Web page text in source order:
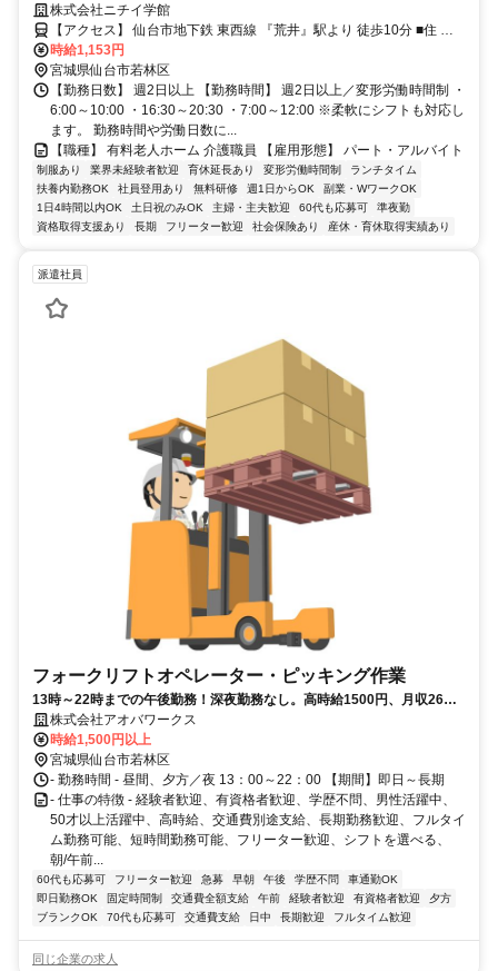
を皆さんでサポートしてみませんか？
株式会社ニチイ学館
【アクセス】 仙台市地下鉄 東西線 『荒井』駅より 徒歩10分 ■住 所
宮城県 仙台市若林区 荒井3丁目27番地の7 ■アクセス 仙台市地下鉄 東
西線 『荒井』駅より 徒歩10分
時給1,153円
宮城県仙台市若林区
【勤務日数】 週2日以上 【勤務時間】 週2日以上／変形労働時間制 ・
6:00～10:00 ・16:30～20:30 ・7:00～12:00 ※柔軟にシフトも対応し
ます。 勤務時間や労働日数に...
【職種】 有料老人ホーム 介護職員 【雇用形態】 パート・アルバイト
制服あり 業界未経験者歓迎 育休延長あり 変形労働時間制
ランチタイム
扶養内勤務OK
社員登用あり 無料研修 週1日からOK
副業・WワークOK
1日4時間以内OK
土日祝のみOK 主婦・主夫歓迎 60代も応募可
準夜勤
資格取得支援あり
長期 フリーター歓迎 社会保険あり 産休・育休取得実績あり
派遣社員
フォークリフトオペレーター・ピッキング作業
13時～22時までの午後勤務！深夜勤務なし。高時給1500円、月収26万
円以上可！高需要なフォークリフト！
株式会社アオバワークス
時給1,500円以上
宮城県仙台市若林区
- 勤務時間 - 昼間、夕方／夜 13：00～22：00 【期間】即日～長期
- 仕事の特徴 - 経験者歓迎、有資格者歓迎、学歴不問、男性活躍中、
50才以上活躍中、高時給、交通費別途支給、長期勤務歓迎、フルタイ
ム勤務可能、短時間勤務可能、フリーター歓迎、シフトを選べる、
朝/午前...
60代も応募可 フリーター歓迎 急募 早朝 午後 学歴不問
車通勤OK
即日勤務OK
固定時間制 交通費全額支給 午前 経験者歓迎 有資格者歓迎
夕方
ブランクOK
70代も応募可 交通費支給 日中 長期歓迎 フルタイム歓迎
同じ企業の求人